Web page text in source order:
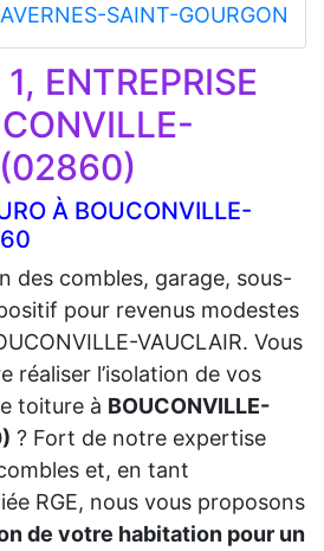
SAINT-GOURGON
ENTREPRISE
À BOUCONVILLE-
des combles, garage, sous-
pour revenus modestes
VAUCLAIR. Vous
réaliser l’isolation de vos
toiture à BOUCONVILLE-
? Fort de notre expertise
et, en tant
RGE, nous vous proposons
de votre habitation pour un